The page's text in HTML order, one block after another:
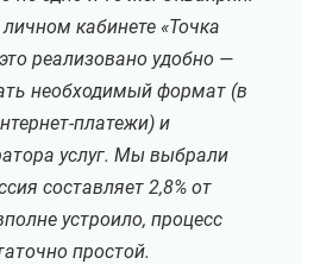
кабинете «Точка
реализовано удобно —
необходимый формат (в
платежи) и
услуг. Мы выбрали
составляет 2,8% от
устроило, процесс
простой.